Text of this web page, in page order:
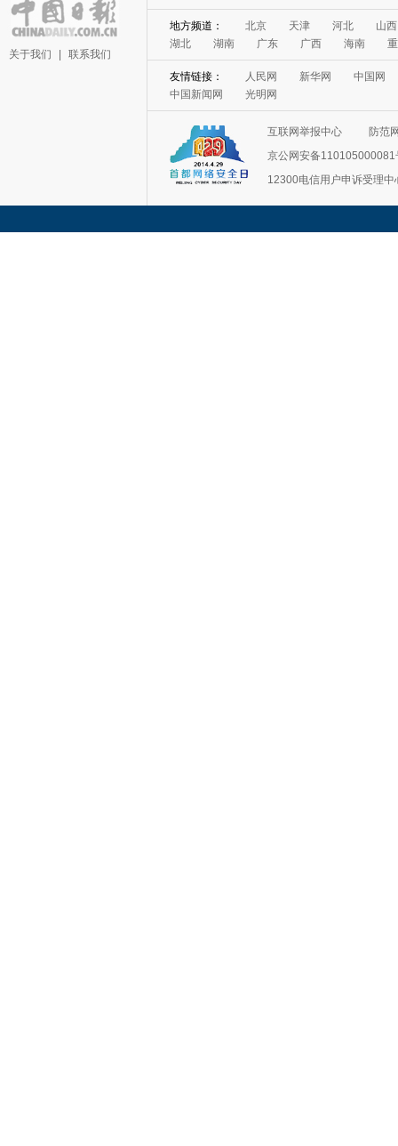
关于我们 联系我们
互联网举报中心
防范
京公网安备110105000081
12300电信用户申诉受理中